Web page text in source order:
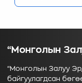
“Монголын
“Монголын Залуу
байгуулагдсан